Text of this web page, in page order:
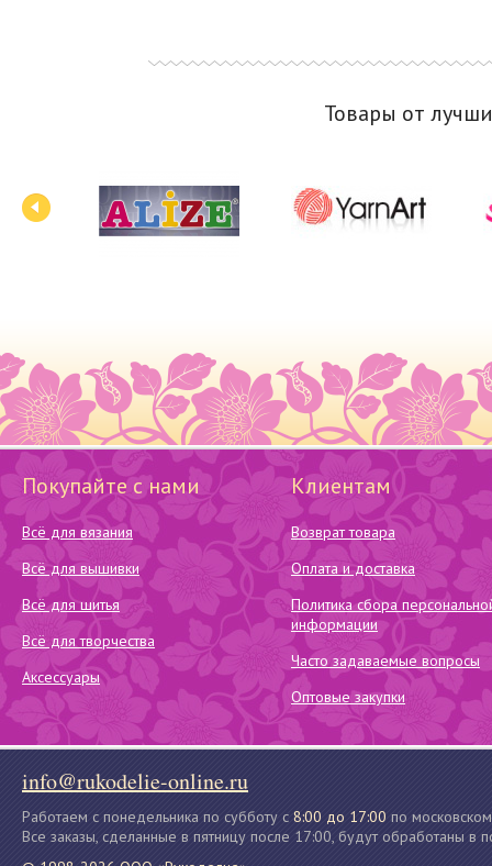
Товары от
Покупайте с нами
Всё для вязания
Всё для вышивки
Всё для шитья
Всё для творчества
Аксессуары
Клиентам
Возврат товара
Оплата и доставка
Политика сбора
информации
Часто задаваемые вопросы
Оптовые закупки
info@rukodelie-online.ru
Работаем с понедельника по субботу с 8:00 до 17:00 по
Все заказы, сделанные в пятницу после 17:00, будут обработаны в